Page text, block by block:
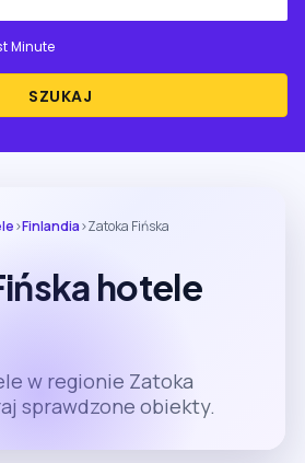
SZUKAJ
Minute
›Finlandia›Zatoka Fińska
hotele
w regionie Zatoka
sprawdzone obiekty.